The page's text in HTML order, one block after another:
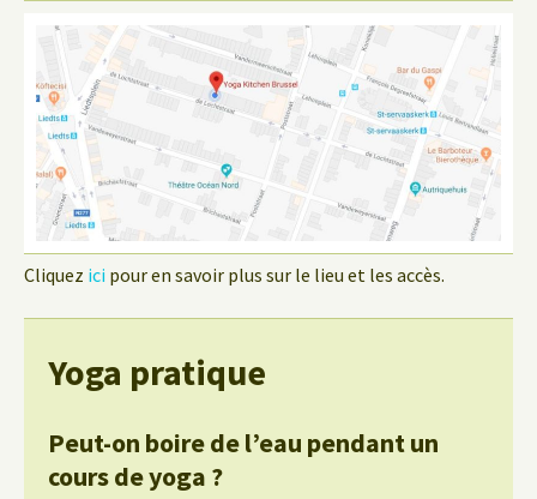
Cliquez ici pour en savoir plus sur le lieu et les accès.
Yoga pratique
Peut-on boire de l’eau pendant un
cours de yoga ?